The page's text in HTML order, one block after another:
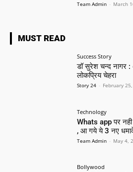
Team Admin - March
MUST READ
Success Story
डॉ सुरेश चन्द नागर :
लोकप्रिय चेहरा
Story 24 - February
Technology
Whats app पर
, आ गये ये 3 नए
Team Admin - May 4,
Bollywood